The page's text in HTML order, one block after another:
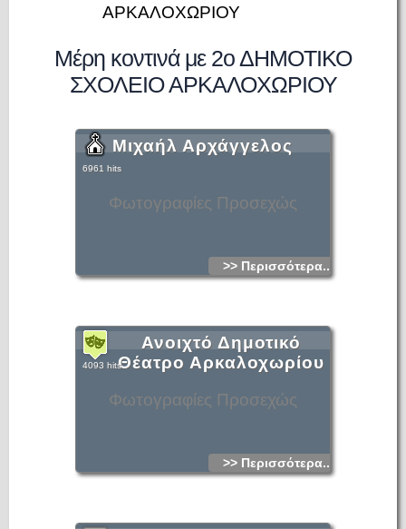
ΑΡΚΑΛΟΧΩΡΙΟΥ
Μέρη κοντινά με 2ο ΔΗΜΟΤΙΚΟ
ΣΧΟΛΕΙΟ ΑΡΚΑΛΟΧΩΡΙΟΥ
Φωτογραφίες Προσεχώς
Μιχαήλ Αρχάγγελος
6961 hits
>> Περισσότερα...
Φωτογραφίες Προσεχώς
Ανοιχτό Δημοτικό
Θέατρο Αρκαλοχωρίου
4093 hits
>> Περισσότερα...